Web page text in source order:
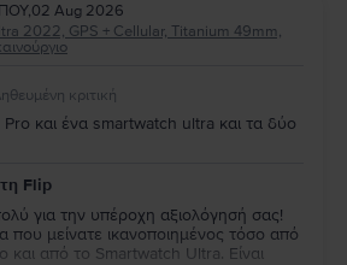
,02 Aug 2026
2022, GPS + Cellular, Titanium 49mm,
κριτική
και ένα smartwatch ultra και τα δύο
Flip
για την υπέροχη αξιολόγησή σας!
που μείνατε ικανοποιημένος τόσο από
και από το Smartwatch Ultra. Είναι